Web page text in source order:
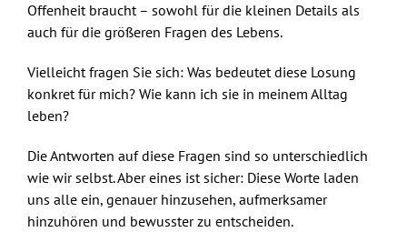
Offenheit braucht – sowohl für die kleinen Details als
auch für die größeren Fragen des Lebens.
Vielleicht fragen Sie sich: Was bedeutet diese Losung
konkret für mich? Wie kann ich sie in meinem Alltag
leben?
Die Antworten auf diese Fragen sind so unterschiedlich
wie wir selbst. Aber eines ist sicher: Diese Worte laden
uns alle ein, genauer hinzusehen, aufmerksamer
hinzuhören und bewusster zu entscheiden.